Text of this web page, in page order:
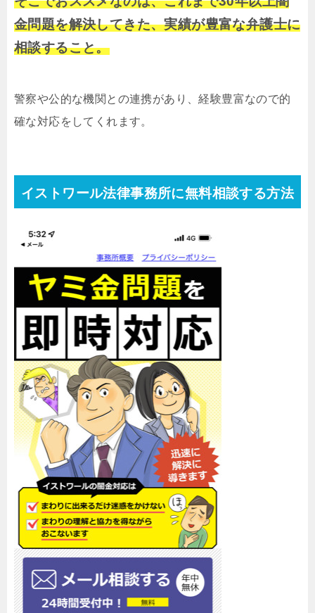
金問題を解決してきた、実績が豊富な弁護士に
相談すること。
警察や公的な機関との連携があり、経験豊富なので的
確な対応をしてくれます。
イストワール法律事務所に無料相談する方法